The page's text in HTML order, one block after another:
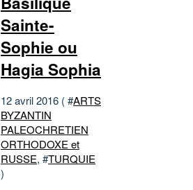
Sainte-
Sophie ou
Hagia Sophia
12 avril 2016 ( #ARTS
BYZANTIN
PALEOCHRETIEN
ORTHODOXE et
RUSSE, #TURQUIE
)